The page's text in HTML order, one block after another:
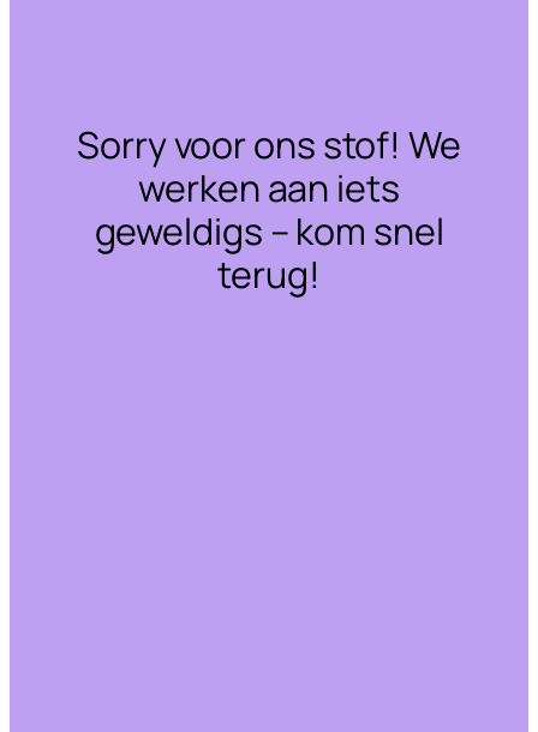
Sorry voor ons stof! We
werken aan iets
geweldigs – kom snel
terug!